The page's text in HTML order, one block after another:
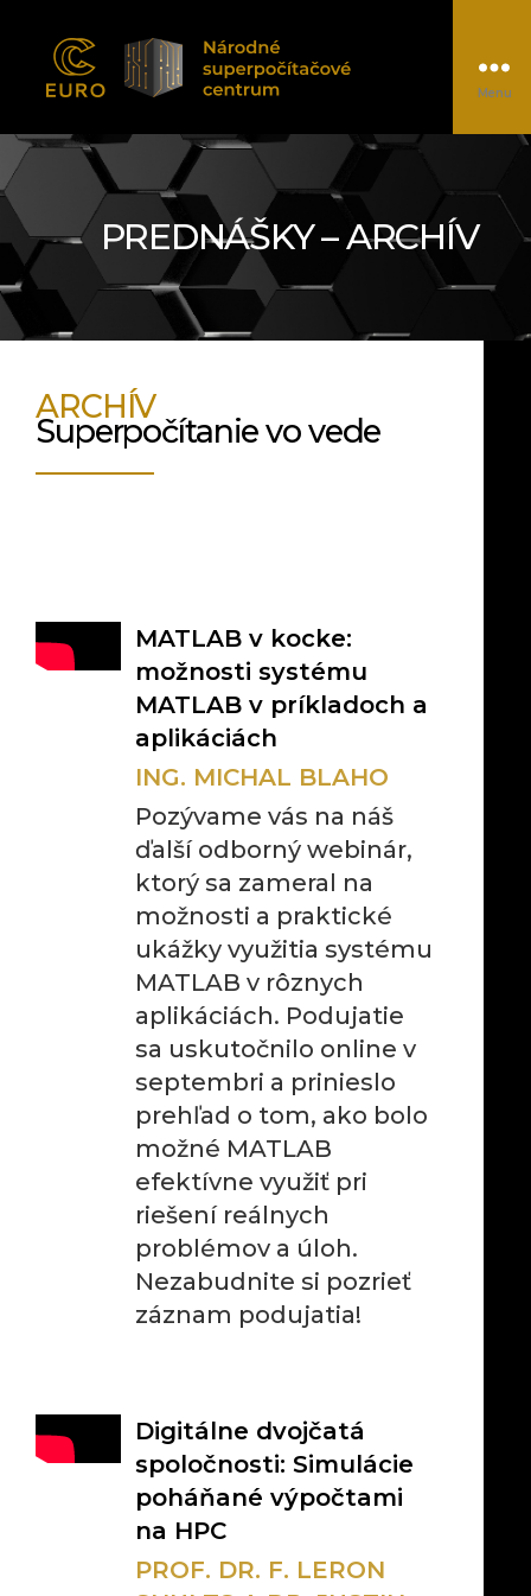
Menu
PREDNÁŠKY – ARCHÍV
ARCHÍV
Superpočítanie vo vede
MATLAB v kocke:
možnosti systému
MATLAB v príkladoch a
aplikáciách
ING. MICHAL BLAHO
Pozývame vás na náš
ďalší odborný webinár,
ktorý sa zameral na
možnosti a praktické
ukážky využitia systému
MATLAB v rôznych
aplikáciách. Podujatie
sa uskutočnilo online v
septembri a prinieslo
prehľad o tom, ako bolo
možné MATLAB
efektívne využiť pri
riešení reálnych
problémov a úloh.
Nezabudnite si pozrieť
záznam podujatia!
Digitálne dvojčatá
spoločnosti: Simulácie
poháňané výpočtami
na HPC
PROF. DR. F. LERON